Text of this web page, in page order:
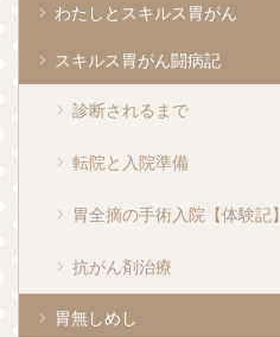
わたしとスキルス胃がん
スキルス胃がん闘病記
診断されるまで
転院と入院準備
胃全摘の手術入院【体験記】
抗がん剤治療
胃無しめし